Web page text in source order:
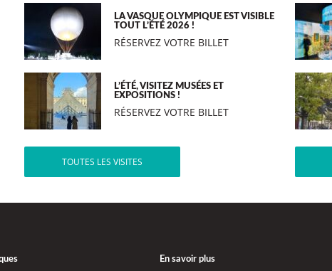
LA VASQUE OLYMPIQUE EST VISIBLE
TOUT L’ÉTÉ 2026 !
RÉSERVEZ VOTRE BILLET
L’ÉTÉ, VISITEZ MUSÉES ET
EXPOSITIONS !
RÉSERVEZ VOTRE BILLET
TOUTES LES VISITES
En savoir plus